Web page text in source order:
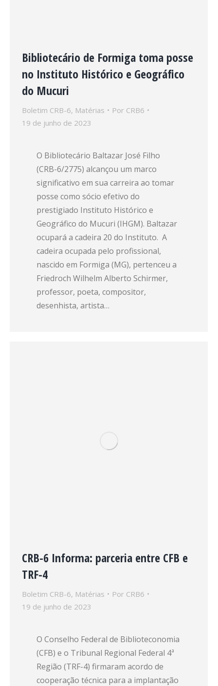
Bibliotecário de Formiga toma posse
no Instituto Histórico e Geográfico
do Mucuri
Boletim CRB-6, Matérias Por CRB6
19 de junho de 2023
O Bibliotecário Baltazar José Filho
(CRB-6/2775) alcançou um marco
significativo em sua carreira ao tomar
posse como sócio efetivo do
prestigiado Instituto Histórico e
Geográfico do Mucuri (IHGM). Baltazar
ocupará a cadeira 20 do Instituto. A
cadeira ocupada pelo profissional,
nascido em Formiga (MG), pertenceu a
Friedroch Wilhelm Alberto Schirmer,
professor, poeta, compositor,
desenhista, artista…
CRB-6 Informa: parceria entre CFB e
TRF-4
Boletim CRB-6, Matérias Por CRB6
19 de junho de 2023
O Conselho Federal de Biblioteconomia
(CFB) e o Tribunal Regional Federal 4ª
Região (TRF-4) firmaram acordo de
cooperação técnica para a implantação